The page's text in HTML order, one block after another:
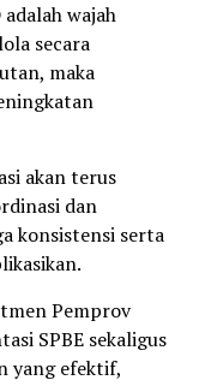
wajah
secara
maka
akan terus
dan
konsistensi serta
Pemprov
SPBE sekaligus
yang efektif,